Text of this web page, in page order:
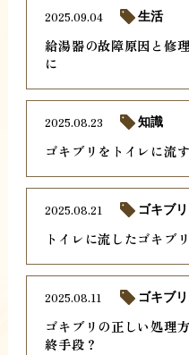
給湯器の故障原因と修
に
2025.09.04 生活
ゴキブリをトイレに流
2025.08.23 知識
トイレに流したゴキブ
2025.08.21 ゴキブリ
ゴキブリの正しい処理
終手段？
2025.08.11 ゴキブリ